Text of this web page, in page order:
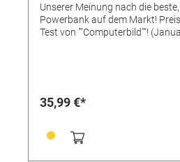
Unserer Meinung nach die
Powerbank auf dem Markt!
Test von ""Computerbild""!
Energie-Tankstelle Wer kennt es
Smartphones gegen Null – weit
Lademöglichkeit in Sicht! Dieses
35,99 €*